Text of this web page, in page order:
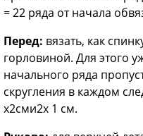
= 22 ряда от начала
Перед: вязать, как
горловиной. Для этого
начального ряда
скругления в каждом
х2сми2х 1 см.